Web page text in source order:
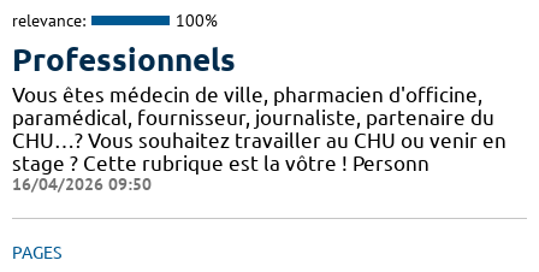
relevance: 100%
Professionnels
Vous êtes médecin de ville, pharmacien d'officine,
paramédical, fournisseur, journaliste, partenaire du
CHU…? Vous souhaitez travailler au CHU ou venir en
stage ? Cette rubrique est la vôtre ! Personn
16/04/2026 09:50
PAGES